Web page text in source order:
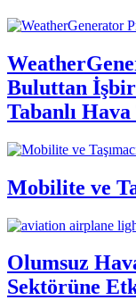
Buluttan
Tabanlı
Mobilite ve
Olumsuz
Sektörüne